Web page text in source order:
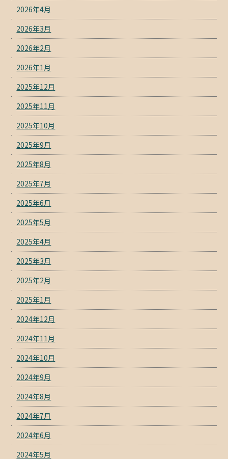
2026年4月
2026年3月
2026年2月
2026年1月
2025年12月
2025年11月
2025年10月
2025年9月
2025年8月
2025年7月
2025年6月
2025年5月
2025年4月
2025年3月
2025年2月
2025年1月
2024年12月
2024年11月
2024年10月
2024年9月
2024年8月
2024年7月
2024年6月
2024年5月